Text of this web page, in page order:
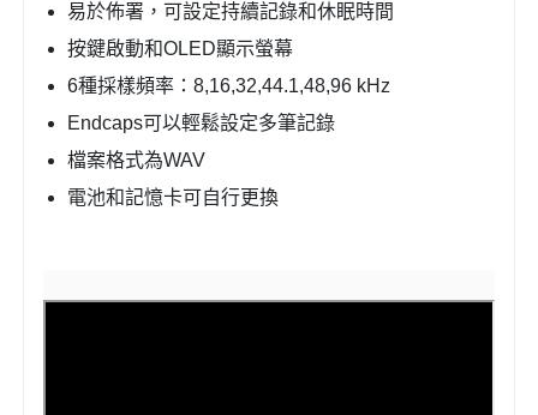
易於佈署，可設定持續記錄和休眠時間
按鍵啟動和OLED顯示螢幕
6種採樣頻率：8,16,32,44.1,48,96 kHz
Endcaps可以輕鬆設定多筆記錄
檔案格式為WAV
電池和記憶卡可自行更換